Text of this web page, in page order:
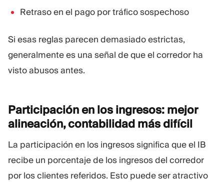
Retraso en el pago por tráfico sospechoso
Si esas reglas parecen demasiado estrictas,
generalmente es una señal de que el corredor ha
visto abusos antes.
Participación en los ingresos: mejor
alineación, contabilidad másdifícil
La participación en los ingresos significa que el IB
recibe un porcentaje de los ingresos del corredor
por los clientes referidos. Esto puede ser atractivo